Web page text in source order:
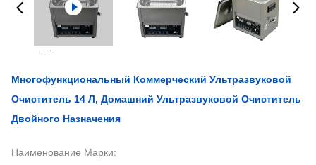
Многофункциональный Коммерческий Ультразвуковой
Очиститель 14 Л, Домашний Ультразвуковой Очиститель
Двойного Назначения
Наименование Марки: